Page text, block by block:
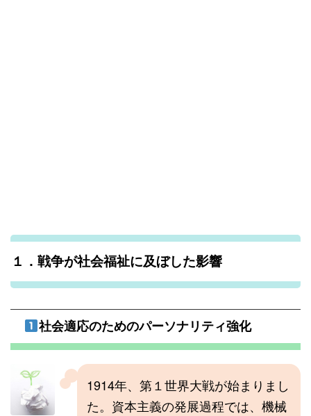
１．戦争が社会福祉に及ぼした影響
社会適応のためのパーソナリティ強化
1914年、第１世界大戦が始まりまし
た。資本主義の発展過程では、機械